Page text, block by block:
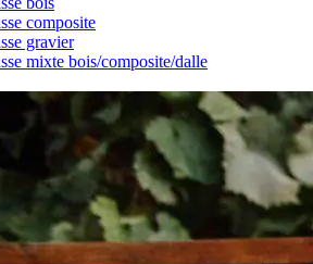
composite
gravier
mixte bois/composite/dalle